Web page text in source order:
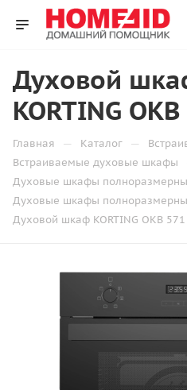
Духовой
KORTING
Главная — Каталог —
Встраиваемые духовые шкафы
Духовые шкафы
Духовые шкафы
Духовой шкаф KORTING OKB 571